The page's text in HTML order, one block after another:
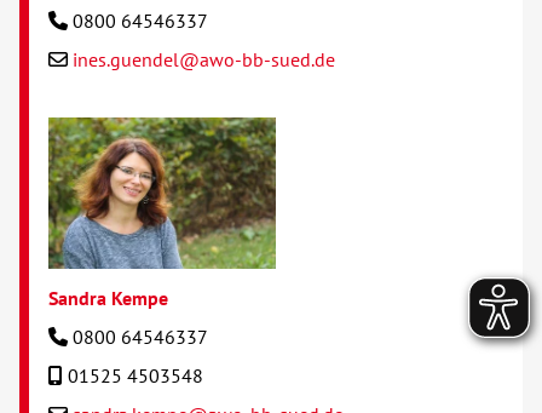
0800 64546337
ines.guendel@awo-bb-sued.de
Sandra Kempe
0800 64546337
01525 4503548